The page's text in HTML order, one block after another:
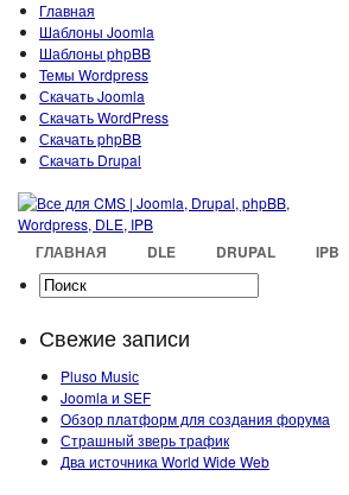
Главная
Шаблоны Joomla
Шаблоны phpBB
Темы Wordpress
Скачать Joomla
Скачать WordPress
Скачать phpBB
Скачать Drupal
ГЛАВНАЯ DLE DRUPAL IPB
Свежие записи
Pluso Musiс
Joomla и SEF
Обзор платформ для создания форума
Страшный зверь трафик
Два источника World Wide Web